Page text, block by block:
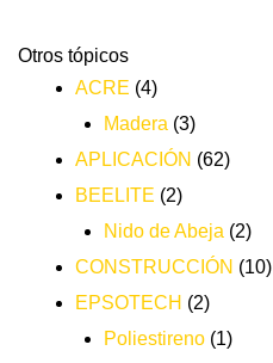
Otros tópicos
ACRE (4)
Madera (3)
APLICACIÓN (62)
BEELITE (2)
Nido de Abeja (2)
CONSTRUCCIÓN (10)
EPSOTECH (2)
Poliestireno (1)